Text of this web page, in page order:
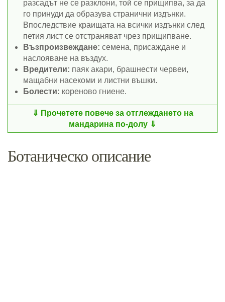
разсадът не се разклони, той се прищипва, за да
го принуди да образува странични издънки.
Впоследствие краищата на всички издънки след
петия лист се отстраняват чрез прищипване.
Възпроизвеждане: семена, присаждане и
наслояване на въздух.
Вредители: паяк акари, брашнести червеи,
мащабни насекоми и листни въшки.
Болести: кореново гниене.
Прочетете повече за отглеждането на
мандарина по-долу
Ботаническо описание